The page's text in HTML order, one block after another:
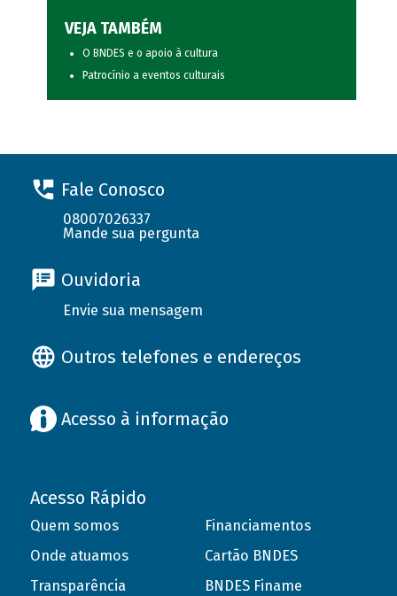
VEJA TAMBÉM
O BNDES e o apoio à cultura
Patrocínio a eventos culturais
Fale Conosco
08007026337
Mande sua pergunta
Ouvidoria
Envie sua mensagem
Outros telefones e endereços
Acesso à informação
Acesso Rápido
Quem somos
Onde atuamos
Transparência
Financiamentos
Cartão BNDES
BNDES Finame